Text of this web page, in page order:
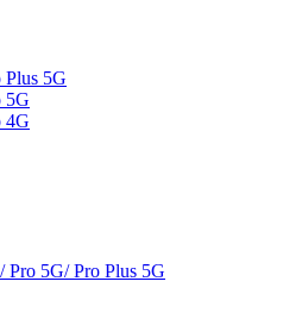
Plus 5G
5G
4G
Pro 5G/ Pro Plus 5G